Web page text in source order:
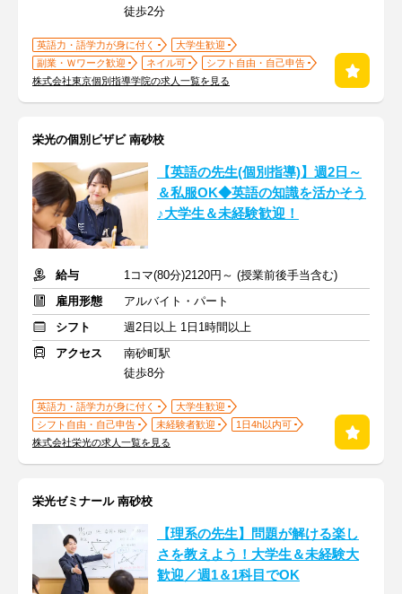
徒歩2分
英語力・語学力が身に付く
大学生歓迎
副業・Ｗワーク歓迎
ネイル可
シフト自由・自己申告
株式会社東京個別指導学院の求人一覧を見る
栄光の個別ビザビ 南砂校
【英語の先生(個別指導)】週2日～
＆私服OK◆英語の知識を活かそう
♪大学生＆未経験歓迎！
給与
1コマ(80分)2120円～ (授業前後手当含む)
雇用形態
アルバイト・パート
シフト
週2日以上 1日1時間以上
アクセス
南砂町駅
徒歩8分
英語力・語学力が身に付く
大学生歓迎
シフト自由・自己申告
未経験者歓迎
1日4h以内可
株式会社栄光の求人一覧を見る
栄光ゼミナール 南砂校
【理系の先生】問題が解ける楽し
さを教えよう！大学生＆未経験大
歓迎／週1＆1科目でOK